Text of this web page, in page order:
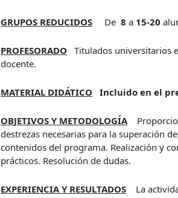
GRUPOS REDUCIDOS De8a 15-20
PROFESORADO
Titulados universitarios
docente.
MATERIAL DIDÁTICO Incluido en el
OBJETIVOS Y METODOLOGÍA
destrezas necesarias para la superación
contenidos del programa. Realización y
prácticos. Resolución de dudas.
EXPERIENCIA Y RESULTADOS La